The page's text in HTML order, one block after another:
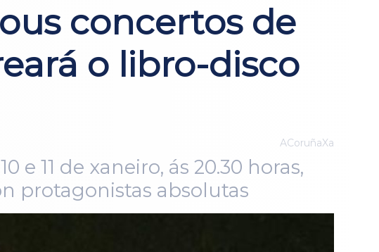
concertos de
o libro-disco
ACoruñaXa
11 de xaneiro, ás 20.30 horas,
protagonistas absolutas